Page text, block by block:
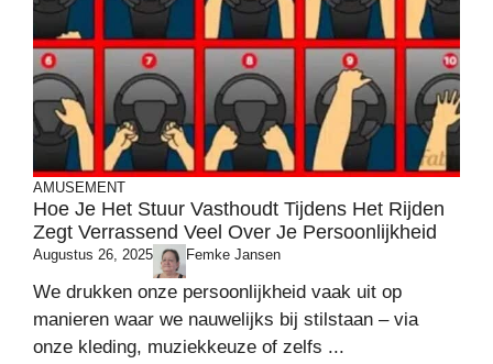
AMUSEMENT
Hoe Je Het Stuur Vasthoudt Tijdens Het Rijden
Zegt Verrassend Veel Over Je Persoonlijkheid
Augustus 26, 2025 Femke Jansen
We drukken onze persoonlijkheid vaak uit op
manieren waar we nauwelijks bij stilstaan – via
onze kleding, muziekkeuze of zelfs ...